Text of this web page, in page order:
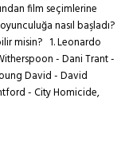
film seçimlerine
nasıl başladı?
misin? 1. Leonardo
- Dani Trant -
David - David
- City Homicide,